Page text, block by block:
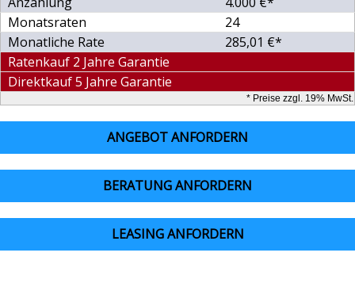
Monatsraten
24
Monatliche Rate
285,01 €*
Ratenkauf 2 Jahre Garantie
Direktkauf 5 Jahre Garantie
* Preise zzgl. 19% MwSt.
ANGEBOT ANFORDERN
BERATUNG ANFORDERN
LEASING ANFORDERN